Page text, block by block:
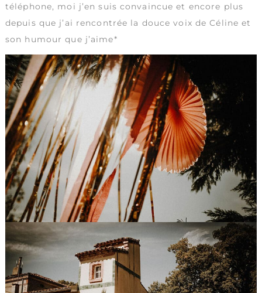
téléphone, moi j’en suis convaincue et encore plus
depuis que j’ai rencontrée la douce voix de Céline et
son humour que j’aime*